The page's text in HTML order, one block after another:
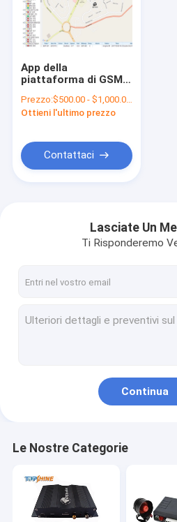
Casa.
Video
App della
piattaforma di GSM
gestione della flotta
di partecipazione del
segue software
Prezzo:$500.00 - $1,000.00/Pieces
Ottieni l'ultimo prezzo
Contattaci
Lasciate Un
Ti Risponderemo
Continua
Le Nostre Categorie